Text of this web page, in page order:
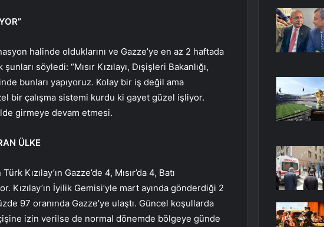
halinde olduklarını ve Gazze’ye en az 2 haftada
söyledi: “Mısır Kızılayı, Dışişleri Bakanlığı,
bunları yapıyoruz. Kolay bir iş değil ama
bir çalışma sistemi kurdu ki gayet güzel işliyor.
girmeye devam etmesi.
ÜLKE
Kızılay’ın Gazze’de 4, Mısır’da 4, Batı
Kızılay’ın İyilik Gemisi’yle mart ayında gönderdiği 2
97 oranında Gazze’ye ulaştı. Güncel koşullarda
izin verilse de normal dönemde bölgeye günde